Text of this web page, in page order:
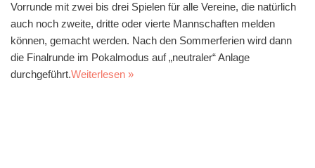
Vorrunde mit zwei bis drei Spielen für alle Vereine, die natürlich
auch noch zweite, dritte oder vierte Mannschaften melden
können, gemacht werden. Nach den Sommerferien wird dann
die Finalrunde im Pokalmodus auf „neutraler“ Anlage
durchgeführt.Weiterlesen »